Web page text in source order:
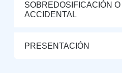
SOBREDOSIFICACIÓN
ACCIDENTAL
PRESENTACIÓN